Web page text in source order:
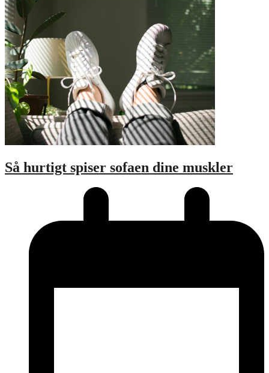
Så hurtigt spiser sofaen dine muskler